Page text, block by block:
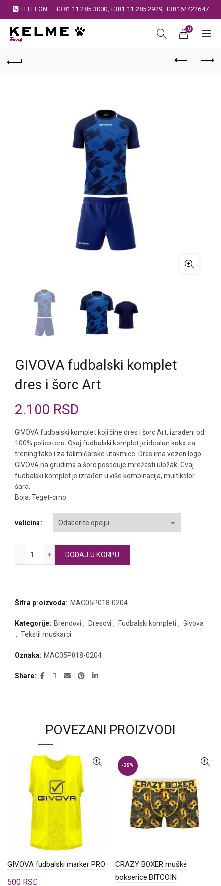
TELEFON: +381 11 285 3000,+381 11 285 2929, +38162422647
0
GIVOVA fudbalski komplet
dres i šorc Art
2.100 RSD
GIVOVA fudbalski komplet koji čine dres i šorc Art, izrađeni od
100% poliestera. Ovaj fudbalski komplet je idealan kako za
trening tako i za takmičarske utakmice. Dres ima vezen logo
GIVOVA na grudima a šorc poseduje mrežasti uložak. Ovaj
fudbalski komplet je izrađen u više kombinacija, multikolor
šara.
Boja: Teget-crno
velicina
DODAJ U KORPU
Šifra proizvoda: MAC05P018-0204
Kategorije: Brendovi , Dresovi , Fudbalski kompleti , Givova
, Tekstil muškarci
Oznaka: MAC05P018-0204
Share
POVEZANI PROIZVODI
GIVOVA fudbalski marker PRO
500 RSD
-35%
CRAZY BOXER muške
bokserice BITCOIN